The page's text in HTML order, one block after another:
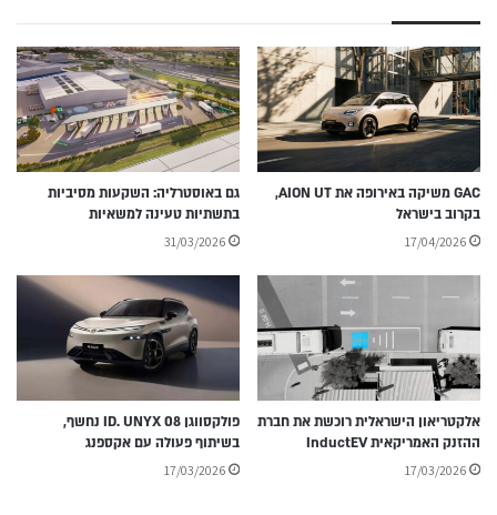
GAC משיקה באירופה את AION UT,
בקרוב בישראל
17/04/2026
גם באוסטרליה: השקעות מסיביות
בתשתיות טעינה למשאיות
31/03/2026
אלקטריאון הישראלית רוכשת את חברת
ההזנק האמריקאית InductEV
17/03/2026
פולקסווגן ID. UNYX 08 נחשף,
בשיתוף פעולה עם אקספנג
17/03/2026